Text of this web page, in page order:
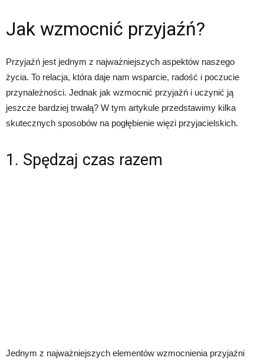
Jak wzmocnić przyjaźń?
Przyjaźń jest jednym z najważniejszych aspektów naszego
życia. To relacja, która daje nam wsparcie, radość i poczucie
przynależności. Jednak jak wzmocnić przyjaźń i uczynić ją
jeszcze bardziej trwałą? W tym artykule przedstawimy kilka
skutecznych sposobów na pogłębienie więzi przyjacielskich.
1. Spędzaj czas razem
Jednym z najważniejszych elementów wzmocnienia przyjaźni